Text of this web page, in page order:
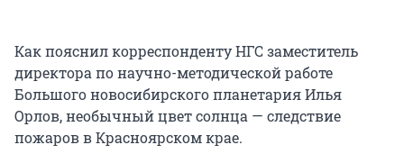
Как пояснил корреспонденту НГС заместитель
директора по научно-методической работе
Большого новосибирского планетария Илья
Орлов, необычный цвет солнца — следствие
пожаров в Красноярском крае.